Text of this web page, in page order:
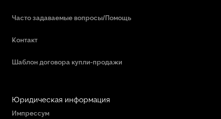
Часто задаваемые вопросы/Помощь
Контакт
Шаблон договора купли-продажи
Юридическая информация
Импрессум